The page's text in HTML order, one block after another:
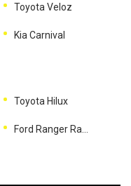
Toyota Veloz
Kia Carnival
Toyota Hilux